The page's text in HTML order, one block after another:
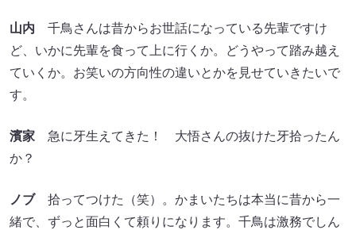
山内 千鳥さんは昔からお世話になっている先輩ですけ
ど、いかに先輩を食って上に行くか。どうやって踏み越え
ていくか。お笑いの方向性の違いとかを見せていきたいで
す。
濱家 急に牙生えてきた！ 大悟さんの抜けた牙拾ったん
か？
ノブ拾ってつけた（笑）。かまいたちは本当に昔から一
緒で、ずっと面白くて頼りになります。千鳥は激務でしん